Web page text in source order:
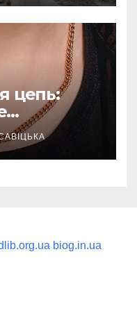
цепь:
biog.in.ua